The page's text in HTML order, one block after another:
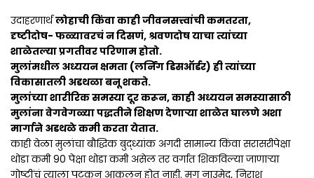
उदाहरणार्थलोहाची किंवा काही जीवनसत्त्वांची कमतरता,
दृष्टीदोष- फळ्यावरचं न दिसणं, श्रवणदोष याचा त्यांच्या
शाळेतल्या प्रगतीवर परिणाम होतो.
मुलांमधील अध्ययन क्षमता (लर्निंग डिसऑर्डर) ही त्यांच्या
विकासातली अडथळा बनू शकते.
मुलांच्या शारीरिक समस्या दूर करून, काही अध्ययन समस्यासाठी
मुलांना वेगवेगळ्या पद्धतीने शिक्षण देणाऱ्या शाळेत घालणे अशा
मार्गाने अडथळे कमी करता येतात.
काही वेळा मुलांचा बौद्धिक बुद्ध्यांक अगदी सामान्य किंवा सरासरीपेक्षा
थोडा कमी 90 पेक्षा थोडा कमी असेल तर वर्गात शिकविल्या जाणाऱ्या
गोष्टींचं त्याला पटकन आकलन होत नाही. मग नाउमेद, निराश